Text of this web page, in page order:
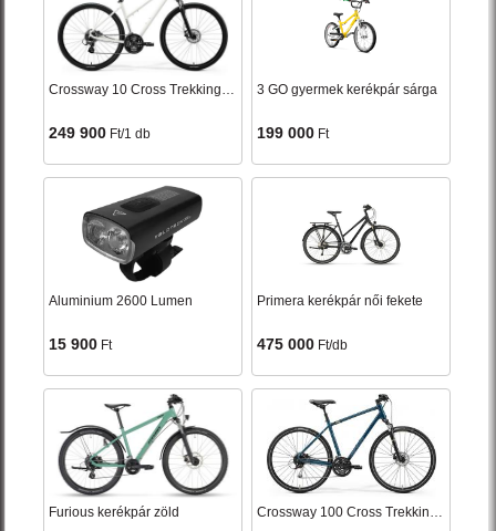
249 900 Ft/1 db
3 GO gyermek kerékpár sárga
199 000 Ft
Aluminium 2600 Lumen
15 900 Ft
Primera kerékpár női fekete
475 000 Ft/db
Furious kerékpár zöld